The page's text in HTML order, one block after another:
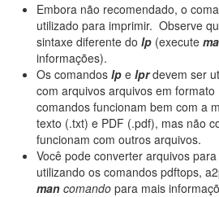
Embora não recomendado, o
utilizado para imprimir. Observe
sintaxe diferente do lp (execute
informações).
Os comandos lp e lprdevem ser
com arquivos arquivos em formato
comandos funcionam bem com a
texto (.txt) e PDF (.pdf), mas não
funcionam com outros arquivos.
Você pode converter arquivos
utilizando os comandos pdftops,
man comando para mais